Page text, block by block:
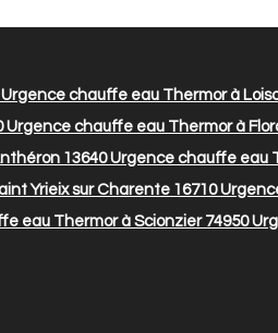
chauffe eau Thermor à
Urgence chauffe eau Thermor à
13640Urgence chauffe eau
Yrieix sur Charente 16710
eau Thermor à Scionzier 74950